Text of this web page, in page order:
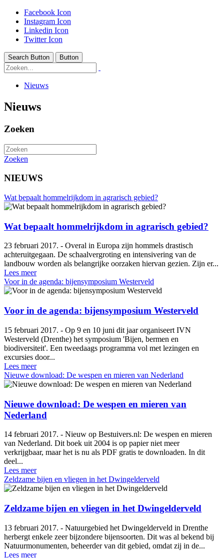
Facebook Icon
Instagram Icon
Linkedin Icon
Twitter Icon
Search Button Button
Nieuws
Nieuws
Zoeken
Zoeken
NIEUWS
Wat bepaalt hommelrijkdom in agrarisch gebied?
Wat bepaalt hommelrijkdom in agrarisch gebied?
23 februari 2017. - Overal in Europa zijn hommels drastisch
achteruitgegaan. De schaalvergroting en intensivering van de
landbouw worden als belangrijke oorzaken hiervan gezien. Zijn er...
Lees meer
Voor in de agenda: bijensymposium Westerveld
Voor in de agenda: bijensymposium Westerveld
15 februari 2017. - Op 9 en 10 juni dit jaar organiseert IVN
Westerveld (Drenthe) het symposium 'Bijen, bermen en
biodiversiteit'. Een tweedaags programma vol met lezingen en
excursies door...
Lees meer
Nieuwe download: De wespen en mieren van Nederland
Nieuwe download: De wespen en mieren van
Nederland
14 februari 2017. - Nieuw op Bestuivers.nl: De wespen en mieren
van Nederland. Dit boek uit 2004 is op papier niet meer
verkrijgbaar, maar het is nu als PDF gratis te downloaden. In dit
deel...
Lees meer
Zeldzame bijen en vliegen in het Dwingelderveld
Zeldzame bijen en vliegen in het Dwingelderveld
13 februari 2017. - Natuurgebied het Dwingelderveld in Drenthe
herbergt enkele zeer bijzondere bijensoorten. Dit was al bekend bij
Natuurmonumenten, beheerder van dit gebied, omdat zij in de...
Lees meer